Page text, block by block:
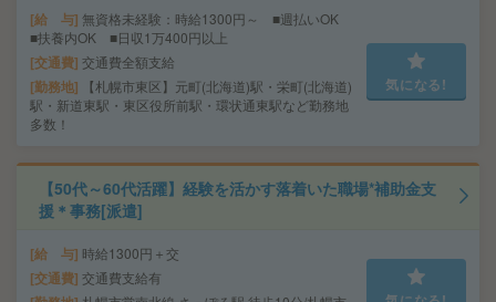
給 与 無資格未経験：時給1300円～ ■週払いOK
■扶養内OK ■日収1万400円以上
交通費 交通費全額支給
勤務地
【札幌市東区】元町(北海道)駅・栄町(北海道)
駅・新道東駅・東区役所前駅・環状通東駅など勤務地
多数！
気になる!
【50代～60代活躍】経験を活かす落着いた職場*補助金支
援＊事務[派遣]
給 与 時給1300円＋交
交通費 交通費支給有